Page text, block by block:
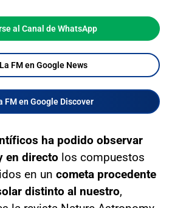
al Canal de WhatsApp
La FM en Google News
FM en Google Discover
ha podido observar
en directo los compuestos
en un cometa procedente
distinto al nuestro,